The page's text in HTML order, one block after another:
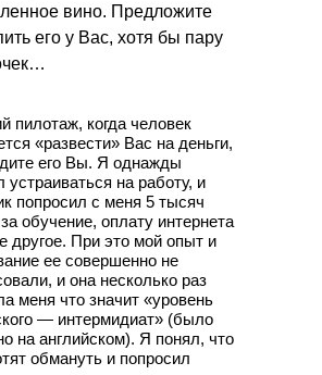
вино. Предложите
его у Вас, хотя бы пару
пилотаж, когда человек
«развести» Вас на деньги,
его Вы. Я однажды
устраиваться на работу, и
попросил с меня 5 тысяч
обучение, оплату интернета
другое. При это мой опыт и
ее совершенно не
и она несколько раз
меня что значит «уровень
— интермидиат» (было
на английском). Я понял, что
обмануть и попросил